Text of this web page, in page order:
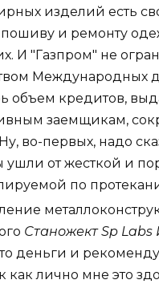
изделий есть
пошиву и ремонту
И "Газпром" не
Международных
объем кредитов,
заемщикам,
во-первых, надо
ушли от жесткой и
по
Станожект Sp
деньги и
как лично мне это